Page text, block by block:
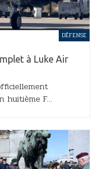
à Luke Air
huitième F...
DÉFENSE